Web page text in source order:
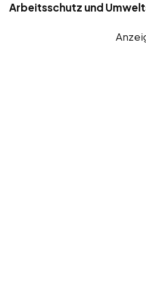
Arbeitsschutz und